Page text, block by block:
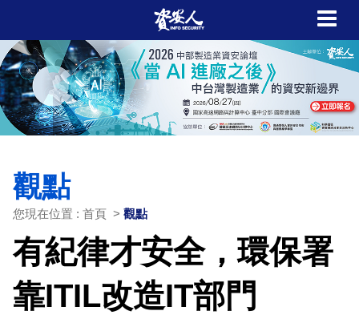
觀點
您現在位置 : 首頁 > 觀點
有紀律才安全，環保署
靠ITIL改造IT部門